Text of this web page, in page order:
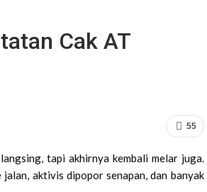
Cak AT
55
tapi akhirnya kembali melar juga.
aktivis dipopor senapan, dan banyak